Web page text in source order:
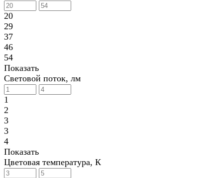
20
29
37
46
54
Показать
Световой поток, лм
1
2
3
3
4
Показать
Цветовая температура, К